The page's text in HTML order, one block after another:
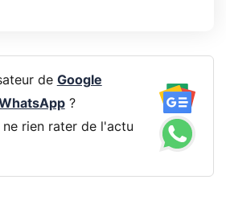
de Google
?
rien rater de l'actu